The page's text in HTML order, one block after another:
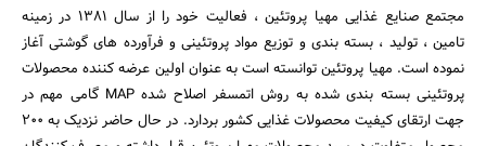
مجتمع صنایع غذایی مهیا پروتئین ، فعالیت خود را از سال 1381 در زمینه
تامین ، تولید ، بسته بندی و توزیع مواد پروتئینی و فرآورده های گوشتی آغاز
نموده است. مهیا پروتئین توانسته است به عنوان اولین عرضه کننده محصولات
پروتئینی بسته بندی شده به روش اتمسفر اصلاح شده MAP گامی مهم در
جهت ارتقای کیفیت محصولات غذایی کشور بردارد. در حال حاضر نزدیک به 200